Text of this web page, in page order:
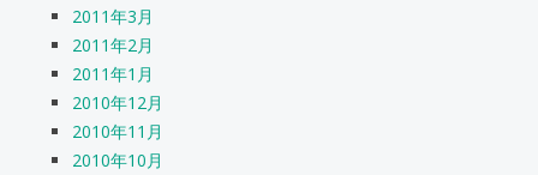
2011年3月
2011年2月
2011年1月
2010年12月
2010年11月
2010年10月